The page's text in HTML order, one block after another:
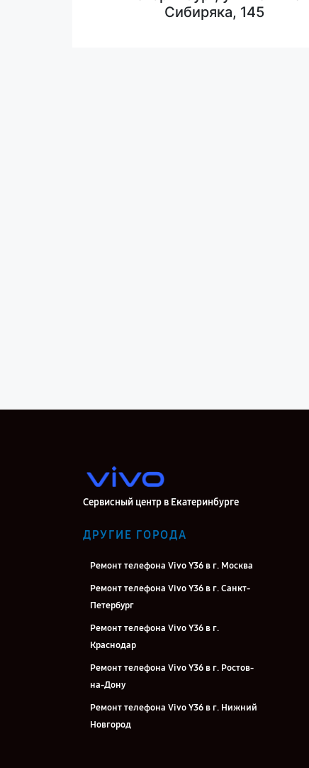
Сибиряка, 145
Сервисный центр в Екатеринбурге
ДРУГИЕ ГОРОДА
Ремонт телефона Vivo Y36 в г. Москва
Ремонт телефона Vivo Y36 в г. Санкт-
Петербург
Ремонт телефона Vivo Y36 в г.
Краснодар
Ремонт телефона Vivo Y36 в г. Ростов-
на-Дону
Ремонт телефона Vivo Y36 в г. Нижний
Новгород